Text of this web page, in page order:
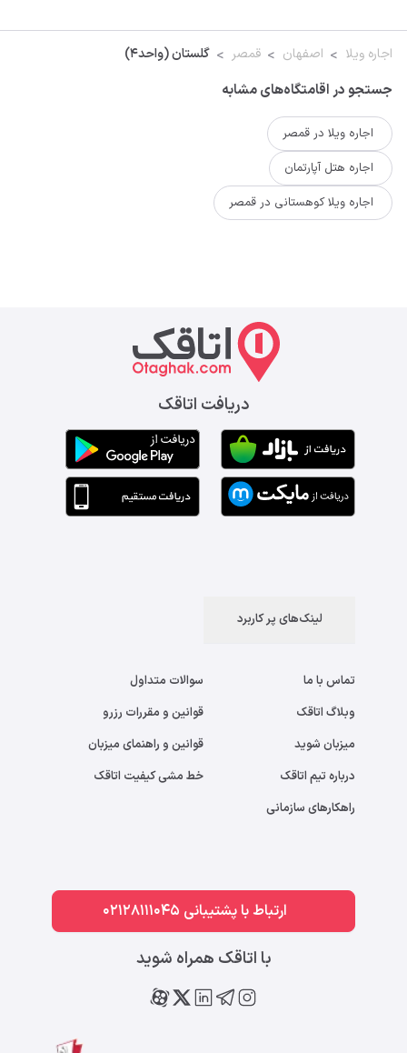
اجاره ویلا اصفهان قمصر گلستان (واحد4)
جستجو در اقامتگاه‌های مشابه
اجاره ویلا در قمصر
اجاره هتل آپارتمان
اجاره ویلا کوهستانی در قمصر
دریافت اتاقک
لینک‌های پر کاربرد
تماس با ما
وبلاگ اتاقک
میزبان شوید
درباره تیم اتاقک
راهکارهای سازمانی
سوالات متداول
قوانین و مقررات رزرو
قوانین و راهنمای میزبان
خط مشی کیفیت اتاقک
ارتباط با پشتیبانی 02128111045
با اتاقک همراه شوید